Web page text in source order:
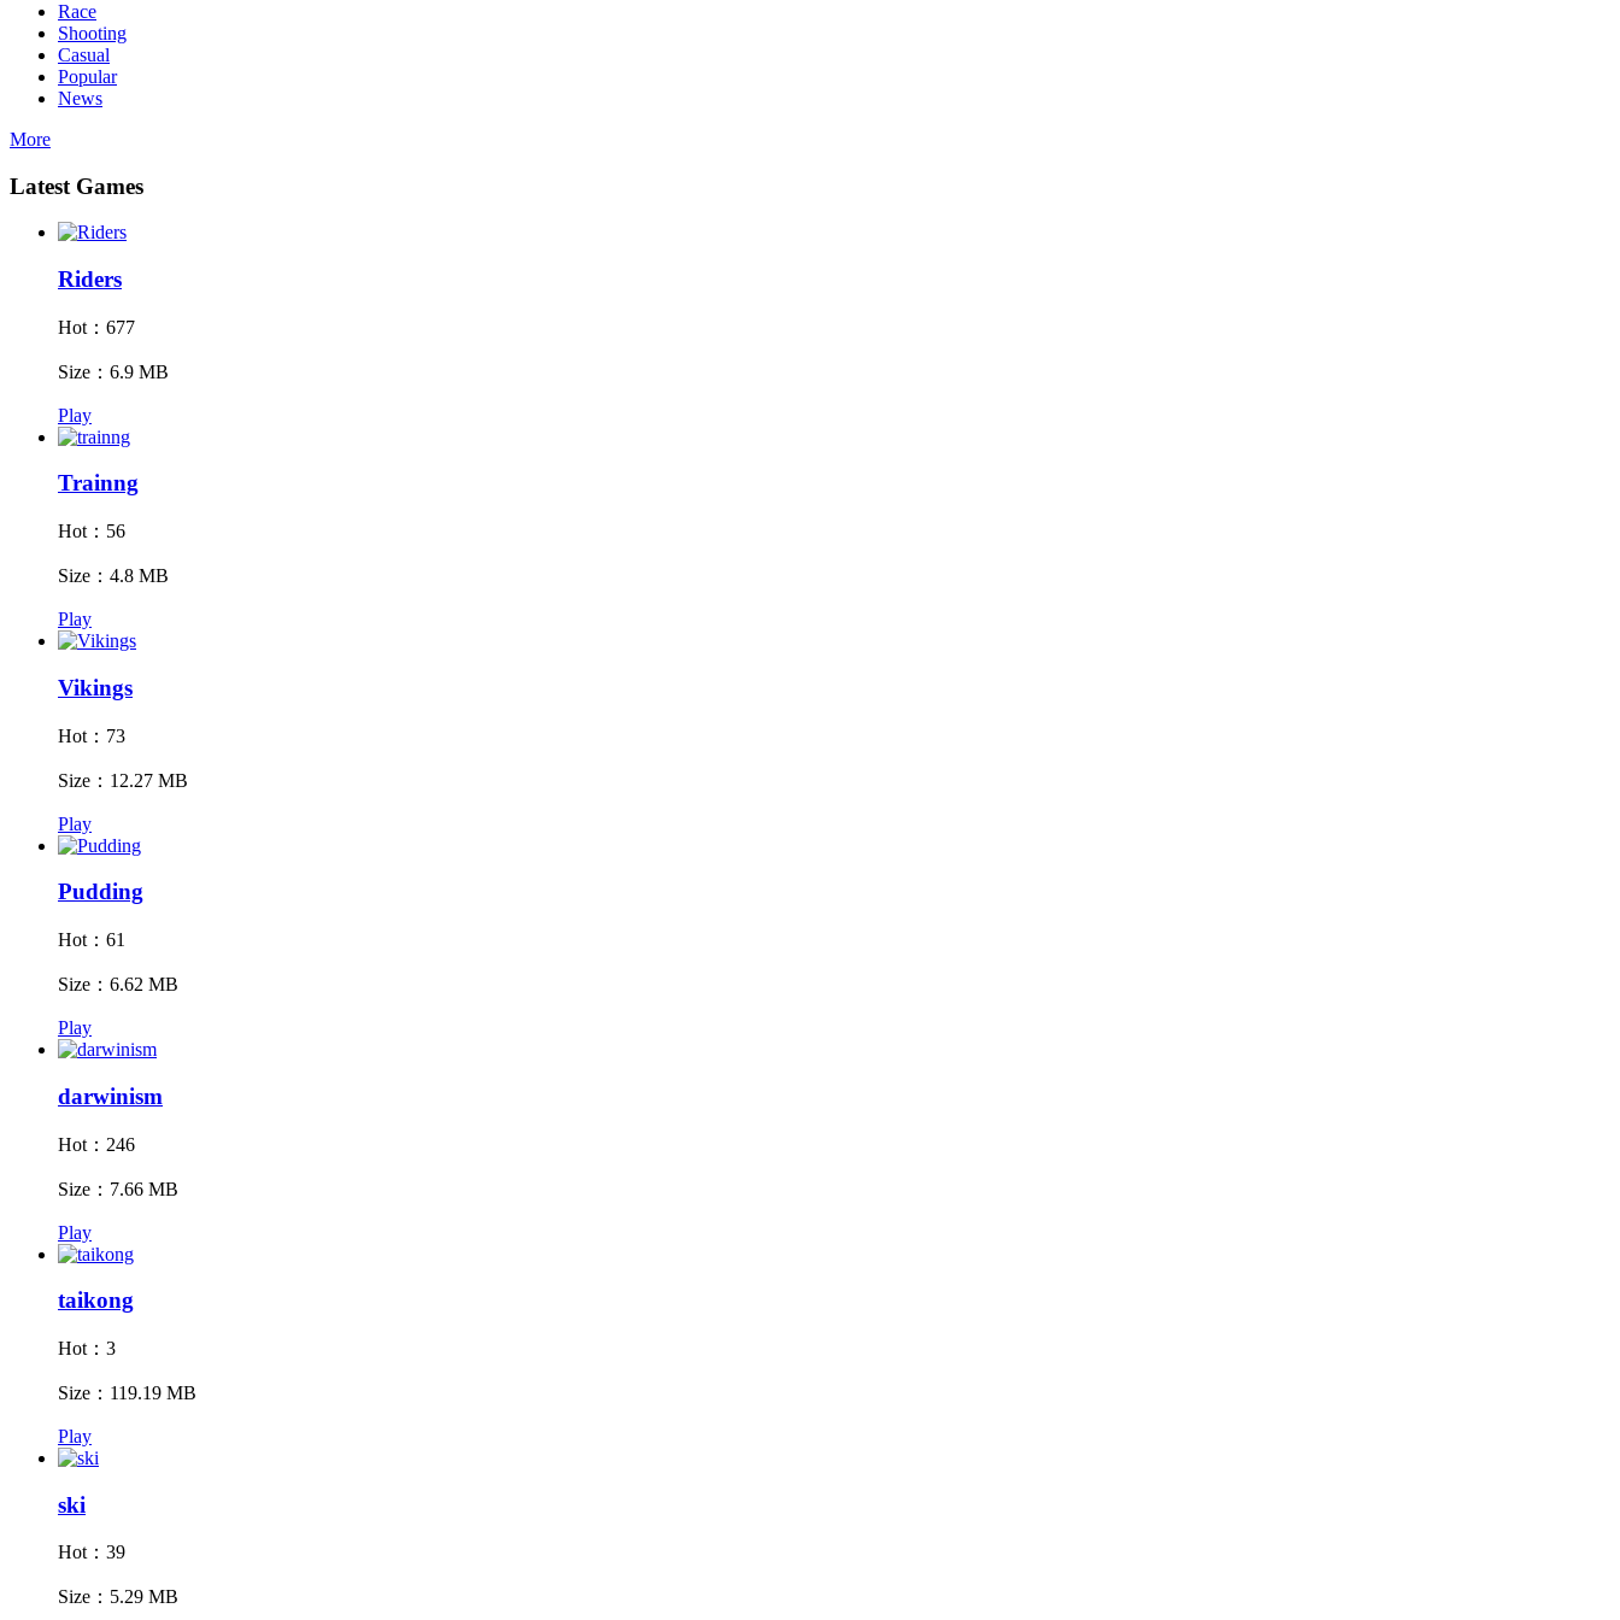
Race
Shooting
Casual
Popular
News
More
Latest Games
Riders
Hot：677
Size：6.9 MB
Play
Trainng
Hot：56
Size：4.8 MB
Play
Vikings
Hot：73
Size：12.27 MB
Play
Pudding
Hot：61
Size：6.62 MB
Play
darwinism
Hot：246
Size：7.66 MB
Play
taikong
Hot：3
Size：119.19 MB
Play
ski
Hot：39
Size：5.29 MB